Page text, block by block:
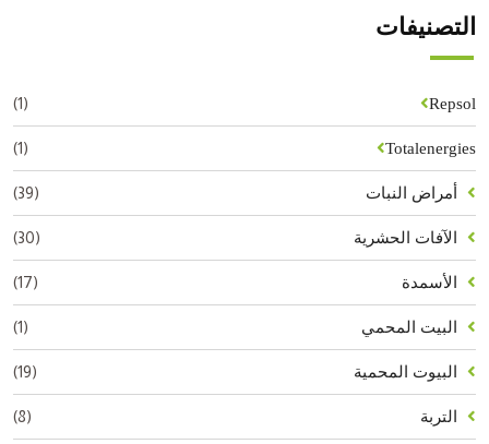
التصنيفات
Repsol
(1)
Totalenergies
(1)
أمراض النبات (39)
الآفات الحشرية (30)
الأسمدة (17)
البيت المحمي (1)
البيوت المحمية (19)
التربة (8)